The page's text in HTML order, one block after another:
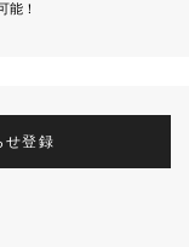
能！
せ登録